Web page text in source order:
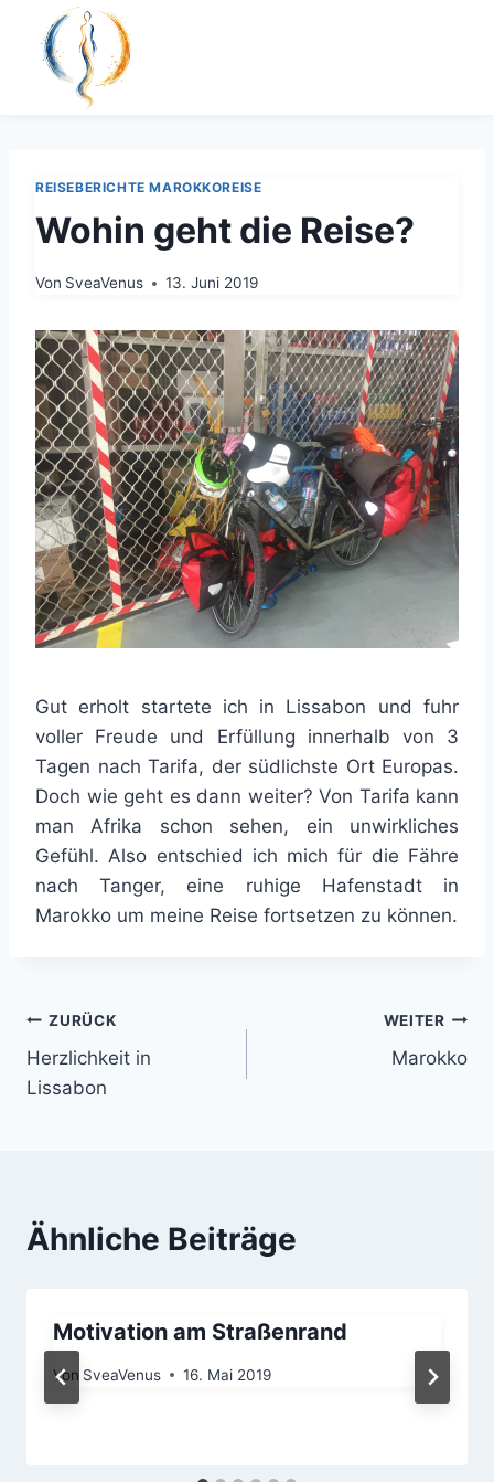
Inhalt
springen
REISEBERICHTE MAROKKOREISE
Wohin geht die Reise?
Von SveaVenus 13. Juni 2019
Gut erholt startete ich in Lissabon und fuhr
voller Freude und Erfüllung innerhalb von 3
Tagen nach Tarifa, der südlichste Ort Europas.
Doch wie geht es dann weiter? Von Tarifa kann
man Afrika schon sehen, ein unwirkliches
Gefühl. Also entschied ich mich für die Fähre
nach Tanger, eine ruhige Hafenstadt in
Marokko um meine Reise fortsetzen zu können.
Beitragsnavigation
ZURÜCK
Herzlichkeit in
Lissabon
WEITER
Marokko
Ähnliche Beiträge
Motivation am Straßenrand
Von SveaVenus 16. Mai 2019